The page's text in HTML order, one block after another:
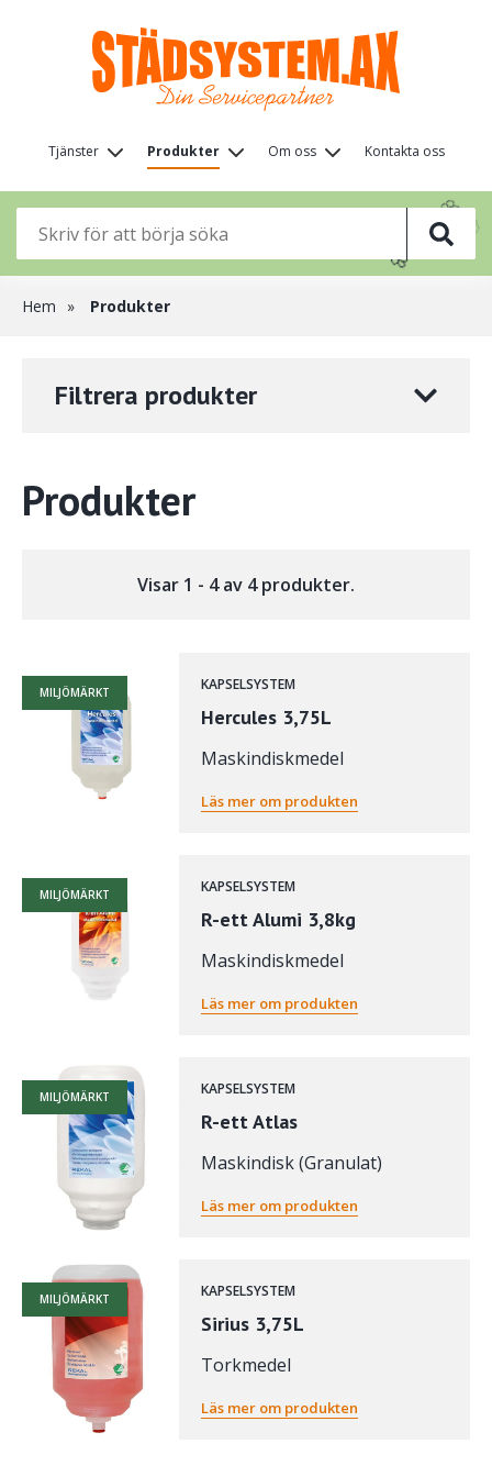
huvudinnehåll
Huvudmeny
(nivå
1)
Tjänster Produkter Om oss Kontakta oss
🌸
🌸
🌸
🌸
Länkstig
Hem Produkter
Filtrera produkter
Produkter
Visar 1 - 4 av 4 produkter.
MILJÖMÄRKT KAPSELSYSTEM
Hercules 3,75L
Maskindiskmedel
Läs mer om produkten
MILJÖMÄRKT KAPSELSYSTEM
R-ett Alumi 3,8kg
Maskindiskmedel
Läs mer om produkten
MILJÖMÄRKT KAPSELSYSTEM
R-ett Atlas
Maskindisk (Granulat)
Läs mer om produkten
MILJÖMÄRKT KAPSELSYSTEM
Sirius 3,75L
Torkmedel
Läs mer om produkten